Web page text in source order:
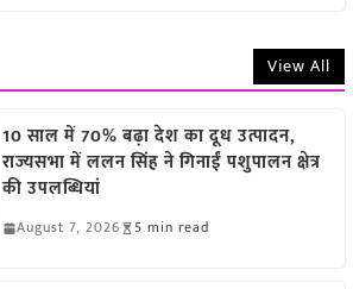
View All
10 साल में 70% बढ़ा देश का दूध उत्पादन,
राज्यसभा में ललन सिंह ने गिनाईं पशुपालन क्षेत्र
की उपलब्धियां
August 7, 2026 5 min read